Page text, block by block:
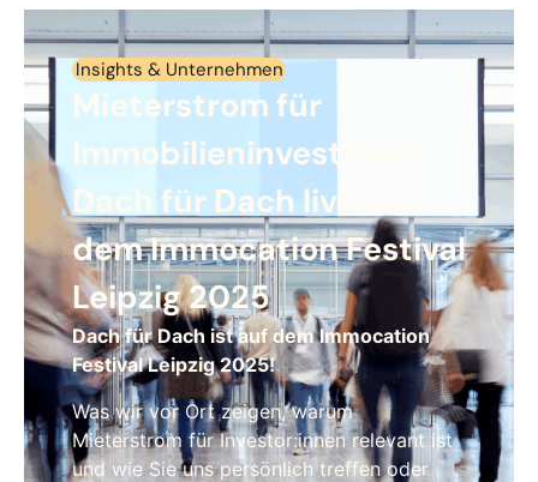
Insights & Unternehmen
Mieterstrom für
Immobilieninvestoren:
Dach für Dach live auf
dem Immocation Festival
Leipzig 2025
Dach für Dach ist auf dem Immocation
Festival Leipzig 2025!
Was wir vor Ort zeigen, warum
Mieterstrom für Investor:innen relevant ist
und wie Sie uns persönlich treffen oder